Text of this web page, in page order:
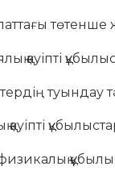
төтенше
қауіпті
туындау
қауіпті